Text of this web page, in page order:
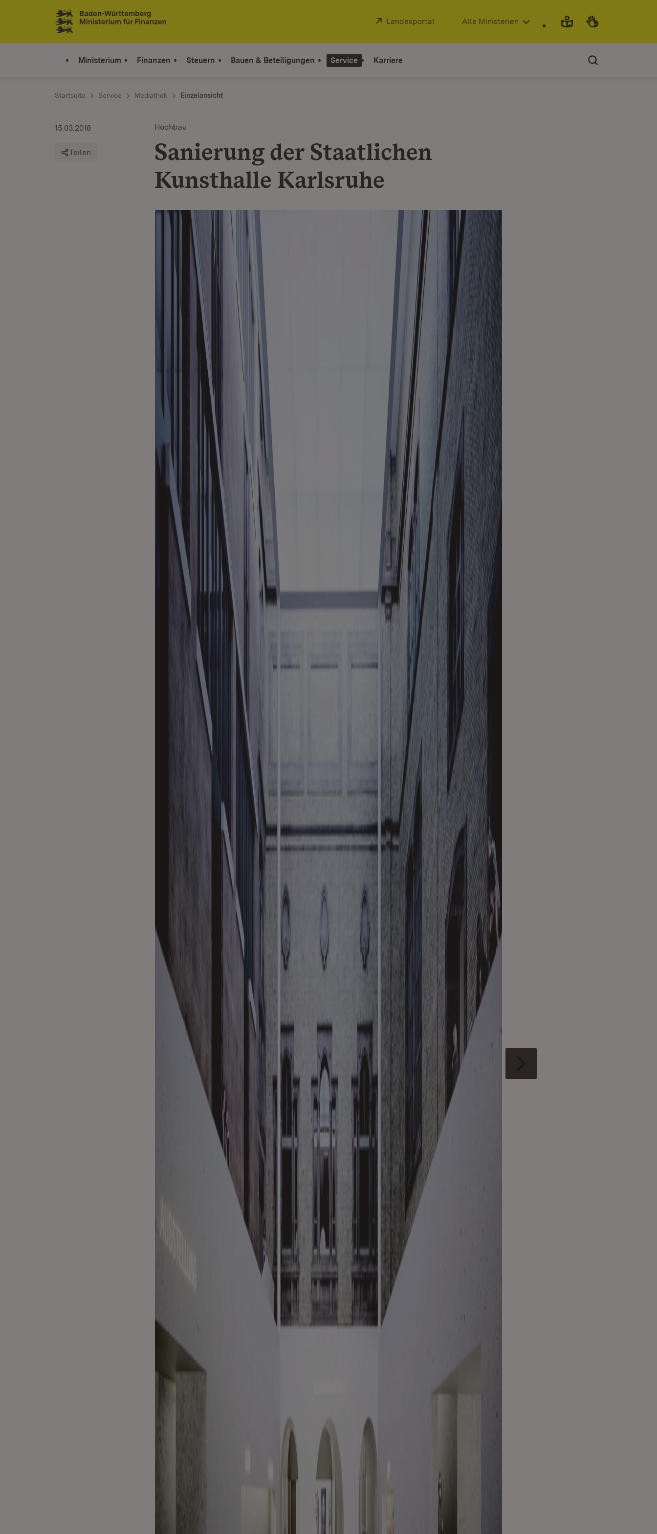
Zum Inhalt springen
Link zur Startseite
Extern:
Landesportal (Öffnet in neuem Fenster)
Alle Ministerien
Ministerium Finanzen Steuern Bauen & Beteiligungen Service Karriere
Startseite Service Mediathek Einzelansicht
Hochbau
Sanierung der Staatlichen
Kunsthalle Karlsruhe
15.03.2018
Teilen